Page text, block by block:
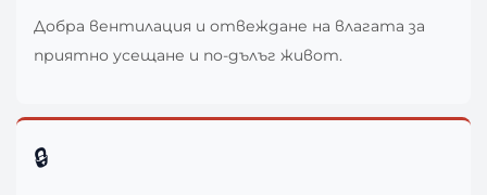
Добра вентилация и отвеждане на влагата за
приятно усещане и по-дълъг живот.
🔒